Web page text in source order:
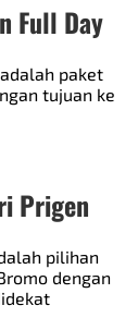
Full Day
paket
tujuan ke
Prigen
pilihan
dengan